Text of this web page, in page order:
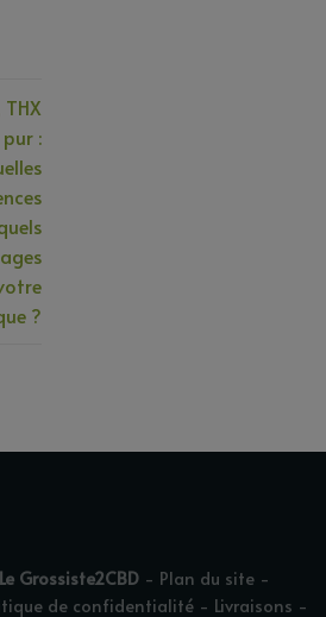
THX
:
?
Le Grossiste2CBD- Plan du site-
de confidentialité- Livraisons -